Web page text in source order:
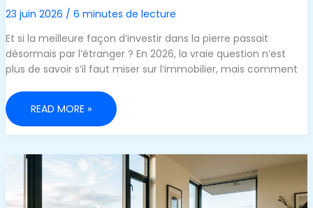
23 juin 2026 / 6 minutes de lecture
Et si la meilleure façon d’investir dans la pierre passait
désormais par l’étranger ? En 2026, la vraie question n’est
plus de savoir s’il faut miser sur l’immobilier, mais comment
SCPI
ATLAS
:
INVESTISSEMENT
IMMOBILIER
CONSIDÉRER
READ MORE »